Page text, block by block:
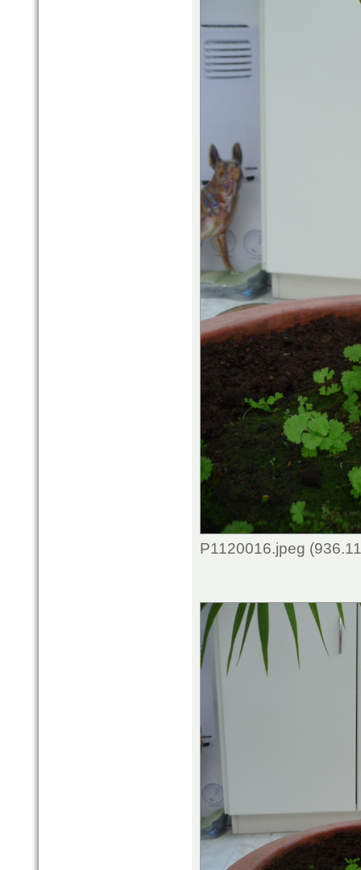
P1120016.jpeg